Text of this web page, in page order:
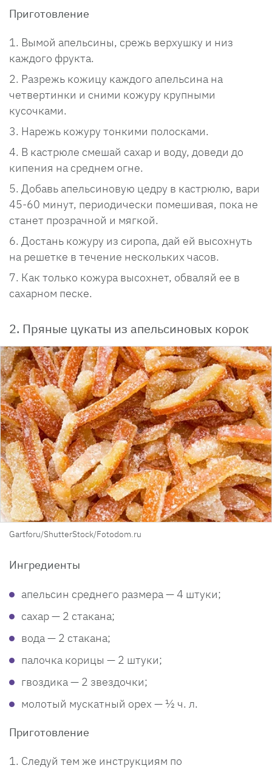
Приготовление
Вымой апельсины, срежь верхушку и низ
каждого фрукта.
Разрежь кожицу каждого апельсина на
четвертинки и сними кожуру крупными
кусочками.
Нарежь кожуру тонкими полосками.
В кастрюле смешай сахар и воду, доведи до
кипения на среднем огне.
Добавь апельсиновую цедру в кастрюлю, вари
45-60 минут, периодически помешивая, пока не
станет прозрачной и мягкой.
Достань кожуру из сиропа, дай ей высохнуть
на решетке в течение нескольких часов.
Как только кожура высохнет, обваляй ее в
сахарном песке.
2. Пряные цукаты из апельсиновых корок
Gartforu/ShutterStock/Fotodom.ru
Ингредиенты
апельсин среднего размера — 4 штуки;
сахар — 2 стакана;
вода — 2 стакана;
палочка корицы — 2 штуки;
гвоздика — 2 звездочки;
молотый мускатный орех — ½ ч. л.
Приготовление
Следуй тем же инструкциям по